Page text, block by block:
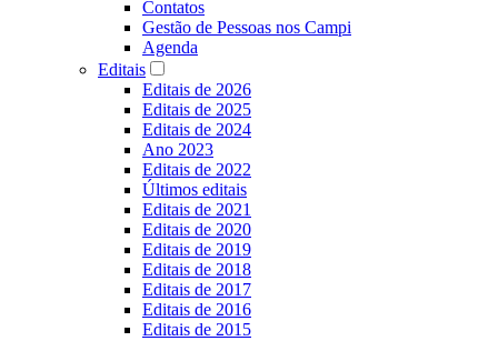
Contatos
Gestão de Pessoas nos Campi
Agenda
Editais
Editais de 2026
Editais de 2025
Editais de 2024
Ano 2023
Editais de 2022
Últimos editais
Editais de 2021
Editais de 2020
Editais de 2019
Editais de 2018
Editais de 2017
Editais de 2016
Editais de 2015